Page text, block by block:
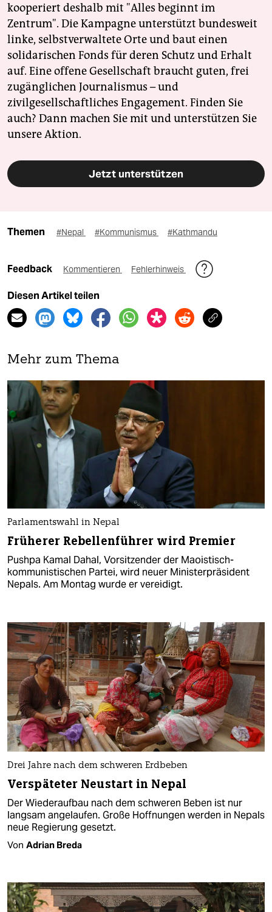
kooperiert deshalb mit "Alles beginnt im
Zentrum". Die Kampagne unterstützt bundesweit
linke, selbstverwaltete Orte und baut einen
solidarischen Fonds für deren Schutz und Erhalt
auf. Eine offene Gesellschaft braucht guten, frei
zugänglichen Journalismus – und
zivilgesellschaftliches Engagement. Finden Sie
auch? Dann machen Sie mit und unterstützen Sie
unsere Aktion.
Jetzt unterstützen
Themen #Nepal #Kommunismus #Kathmandu
Feedback Kommentieren Fehlerhinweis
Diesen Artikel teilen
Mehr zum Thema
Parlamentswahl in Nepal
Früherer Rebellenführer wird Premier
Pushpa Kamal Dahal, Vorsitzender der Maoistisch-
kommunistischen Partei, wird neuer Ministerpräsident
Nepals. Am Montag wurde er vereidigt.
Drei Jahre nach dem schweren Erdbeben
Verspäteter Neustart in Nepal
Der Wiederaufbau nach dem schweren Beben ist nur
langsam angelaufen. Große Hoffnungen werden in Nepals
neue Regierung gesetzt.
Von Adrian Breda